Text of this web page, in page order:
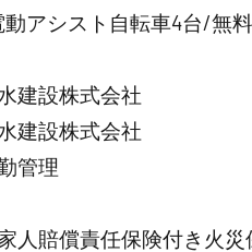
動アシスト自転車4台/無料
株式会社
株式会社
管理
償責任保険付き火災